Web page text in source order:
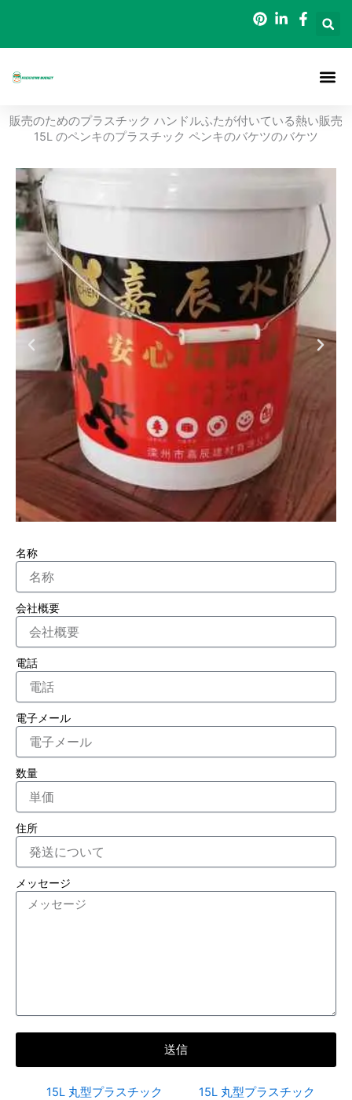
を
プ販売のためのプラスチック ハンドルふたが付いている熱い販売
15L のペンキのプラスチック ペンキのバケツのバケツ
名称
会社概要
電話
電子メール
数量
住所
メッセージ
送信
15L 丸型プラスチック
15L 丸型プラスチック